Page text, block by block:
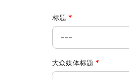
标题
---
大众媒体标题